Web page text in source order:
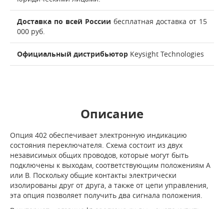
Доставка по всей России бесплатная доставка от 15
000 руб.
Официальный дистрибьютор Keysight Technologies
Описание
Опция 402 обеспечивает электронную индикацию
состояния переключателя. Схема состоит из двух
независимых общих проводов, которые могут быть
подключены к выходам, соответствующим положениям A
или B. Поскольку общие контакты электрически
изолированы друг от друга, а также от цепи управления,
эта опция позволяет получить два сигнала положения.